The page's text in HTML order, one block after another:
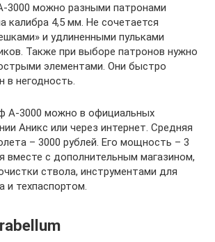
3000 можно разными патронами
калибра 4,5 мм. Не сочетается
и удлиненными пульками
Также при выборе патронов нужно
элементами. Они быстро
в негодность.
А-3000 можно в официальных
Аникс или через интернет. Средняя
– 3000 рублей. Его мощность – 3
вместе с дополнительным магазином,
ствола, инструментами для
и техпаспортом.